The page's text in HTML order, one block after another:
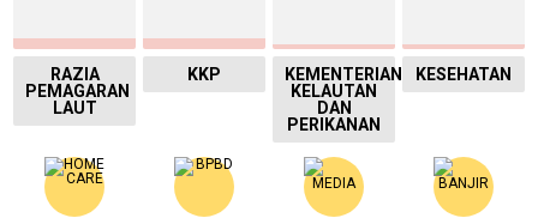
RAZIA
PEMAGARAN
LAUT
KKP
KEMENTERIAN
KELAUTAN
DAN
PERIKANAN
KESEHATAN